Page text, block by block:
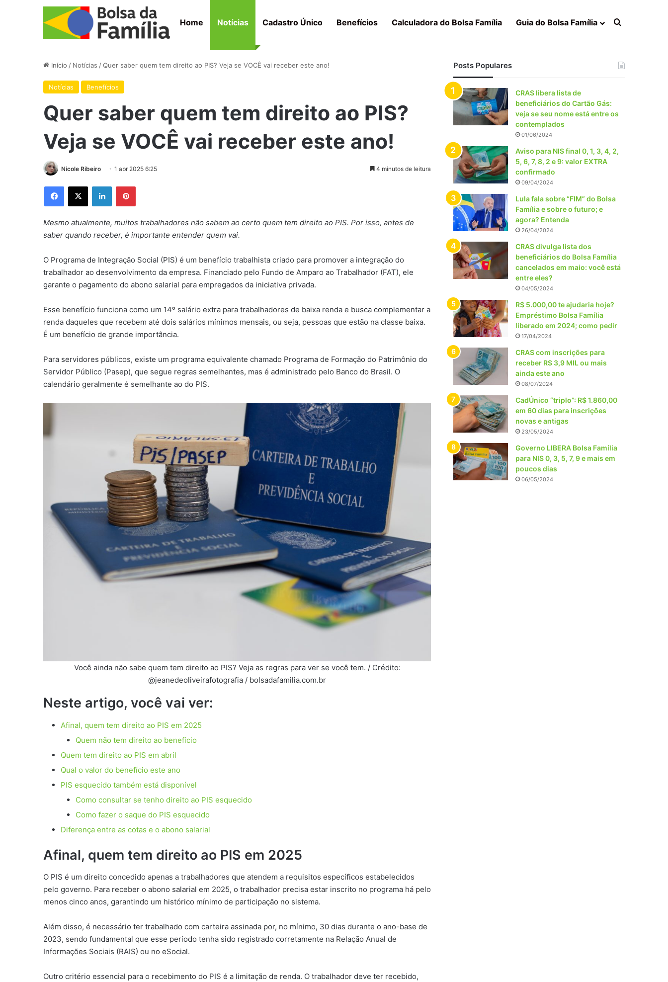
Home Notícias Cadastro Único Benefícios Calculadora do Bolsa Família Guia do Bolsa Família Procurar por
Início / Notícias /Quer saber quem tem direito ao PIS? Veja se VOCÊ vai receber este ano!
Notícias Benefícios
Quer saber quem tem direito ao PIS?
Veja se VOCÊ vai receber este ano!
Nicole Ribeiro 1 abr 2025 6:25 4 minutos de leitura
Facebook
X LinkedinPinterest
Mesmo atualmente, muitos trabalhadores não sabem ao certo quem tem direito ao PIS. Por isso, antes de
saber quando receber, é importante entender quem vai.
O Programa de Integração Social (PIS) é um benefício trabalhista criado para promover a integração do
trabalhador ao desenvolvimento da empresa. Financiado pelo Fundo de Amparo ao Trabalhador (FAT), ele
garante o pagamento do abono salarial para empregados da iniciativa privada.
Esse benefício funciona como um 14º salário extra para trabalhadores de baixa renda e busca complementar a
renda daqueles que recebem até dois salários mínimos mensais, ou seja, pessoas que estão na classe baixa.
É um benefício de grande importância.
Para servidores públicos, existe um programa equivalente chamado Programa de Formação do Patrimônio do
Servidor Público (Pasep), que segue regras semelhantes, mas é administrado pelo Banco do Brasil. O
calendário geralmente é semelhante ao do PIS.
Você ainda não sabe quem tem direito ao PIS? Veja as regras para ver se você tem. / Crédito:
@jeanedeoliveirafotografia / bolsadafamilia.com.br
Neste artigo, você vai ver:
Afinal, quem tem direito ao PIS em 2025
Quem não tem direito ao benefício
Quem tem direito ao PIS em abril
Qual o valor do benefício este ano
PIS esquecido também está disponível
Como consultar se tenho direito ao PIS esquecido
Como fazer o saque do PIS esquecido
Diferença entre as cotas e o abono salarial
Afinal, quem tem direito ao PIS em 2025
O PIS é um direito concedido apenas a trabalhadores que atendem a requisitos específicos estabelecidos
pelo governo. Para receber o abono salarial em 2025, o trabalhador precisa estar inscrito no programa há pelo
menos cinco anos, garantindo um histórico mínimo de participação no sistema.
Além disso, é necessário ter trabalhado com carteira assinada por, no mínimo, 30 dias durante o ano-base de
2023, sendo fundamental que esse período tenha sido registrado corretamente na Relação Anual de
Informações Sociais (RAIS) ou no eSocial.
Outro critério essencial para o recebimento do PIS é a limitação de renda. O trabalhador deve ter recebido,
Posts Populares
CRAS libera lista de
beneficiários do Cartão Gás:
veja se seu nome está entre os
contemplados
01/06/2024
Aviso para NIS final 0, 1, 3, 4, 2,
5, 6, 7, 8, 2 e 9: valor EXTRA
confirmado
09/04/2024
Lula fala sobre “FIM” do Bolsa
Família e sobre o futuro; e
agora? Entenda
26/04/2024
CRAS divulga lista dos
beneficiários do Bolsa Família
cancelados em maio: você está
entre eles?
04/05/2024
R$ 5.000,00 te ajudaria hoje?
Empréstimo Bolsa Família
liberado em 2024; como pedir
17/04/2024
CRAS com inscrições para
receber R$ 3,9 MIL ou mais
ainda este ano
08/07/2024
CadÚnico “triplo”: R$ 1.860,00
em 60 dias para inscrições
novas e antigas
23/05/2024
Governo LIBERA Bolsa Família
para NIS 0, 3, 5, 7, 9 e mais em
poucos dias
06/05/2024